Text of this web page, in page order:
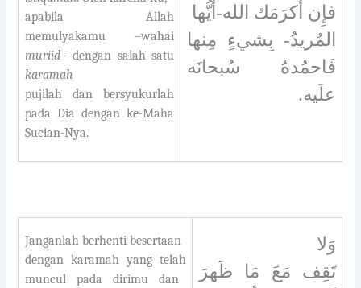
apabila Allah
memulyakamu –wahai
muriid– dengan salah satu
karamah
pujilah dan bersyukurlah
pada Dia dengan ke-Maha
Sucian-Nya.
فإِن أَكرَمَك الله-أَيُّها
المُريدُ- بِشيءٍ مِنها
فَاحمُدهُ سُبحانَه
علَيه.
Janganlah berhenti besertaan
dengan karamah yang telah
muncul pada dirimu dan
وَلا
تَقِف مَعَ مَا ظَهرَ